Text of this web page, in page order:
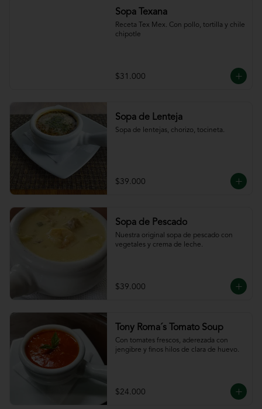
Sopa Texana
Receta Tex Mex. Con pollo, tortilla y chile
chipotle
$31.000
Sopa de Lenteja
Sopa de lentejas, chorizo, tocineta.
$39.000
Sopa de Pescado
Nuestra original sopa de pescado con
vegetales y crema de leche.
$39.000
Tony Roma´s Tomato Soup
Con tomates frescos, aderezada con
jengibre y finos hilos de clara de huevo.
$24.000